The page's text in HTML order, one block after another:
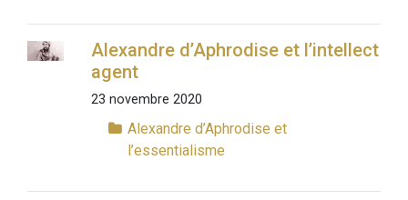
Alexandre d’Aphrodise et l’intellect
agent
23 novembre 2020
Alexandre d’Aphrodise et
l’essentialisme